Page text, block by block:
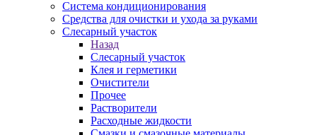
Система кондиционирования
Средства для очистки и ухода за руками
Слесарный участок
Назад
Слесарный участок
Клея и герметики
Очистители
Прочее
Растворители
Расходные жидкости